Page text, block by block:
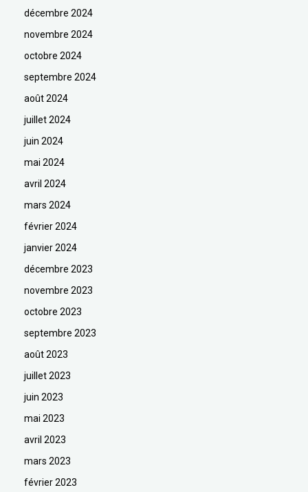
décembre 2024
novembre 2024
octobre 2024
septembre 2024
août 2024
juillet 2024
juin 2024
mai 2024
avril 2024
mars 2024
février 2024
janvier 2024
décembre 2023
novembre 2023
octobre 2023
septembre 2023
août 2023
juillet 2023
juin 2023
mai 2023
avril 2023
mars 2023
février 2023